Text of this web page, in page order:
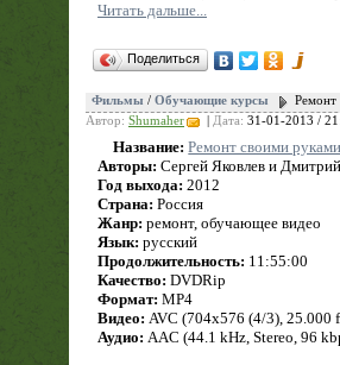
Читать дальше...
Поделиться
Фильмы / Обучающие курсы
Ремонт
Автор: Shumaher Дата: 31-01-2013 /
Название: Ремонт своими
Авторы: Сергей Яковлев и
Год выхода: 2012
Страна: Россия
Жанр: ремонт, обучающее видео
Язык: русский
Продолжительность: 11:55:00
Качество: DVDRip
Формат: MP4
Видео: AVC (704x576 (4/3), 25.000
Аудио: AAC (44.1 kHz, Stereo, 96